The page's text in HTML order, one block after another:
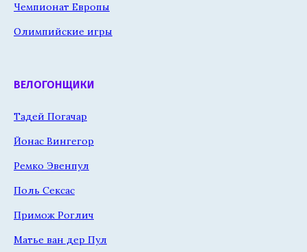
Чемпионат Европы
Олимпийские игры
ВЕЛОГОНЩИКИ
Тадей Погачар
Йонас Вингегор
Ремко Эвенпул
Поль Сексас
Примож Роглич
Матье ван дер Пул